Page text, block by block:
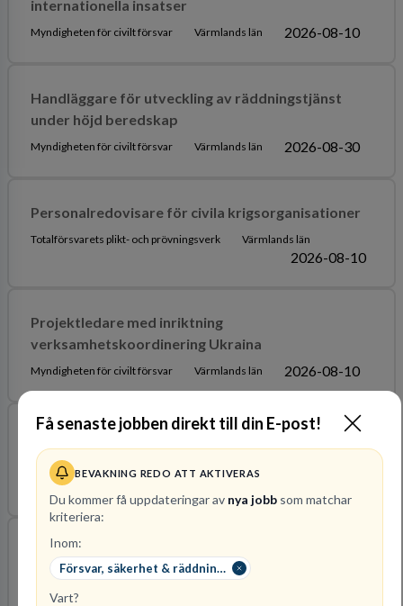
Få senaste jobben direkt till din E-post!
BEVAKNING REDO ATT AKTIVERAS
Du kommer få uppdateringar av nya jobb som matchar
kriteriera:
Inom:
Försvar, säkerhet & räddningstjänst
Vart?
internationella insatser
Myndigheten för civilt försvar Värmlands län 2026-08-10
Handläggare för utveckling av räddningstjänst
under höjd beredskap
Myndigheten för civilt försvar Värmlands län 2026-08-30
Personalredovisare för civila krigsorganisationer
Totalförsvarets plikt- och prövningsverk Värmlands län
2026-08-10
Projektledare med inriktning
verksamhetskoordinering Ukraina
Myndigheten för civilt försvar Värmlands län 2026-08-10
Handläggare med inriktning säkerhetskoordinering
och beredskapsplanering
Myndigheten för civilt försvar
Samordnare räddningstjänst under höjd
beredskap
Karlstadsregionens Räddningstjänstförbund